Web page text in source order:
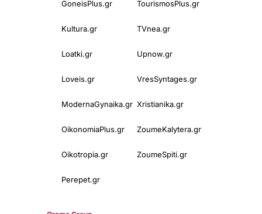
GoneisPlus.gr TourismosPlus.gr
Kultura.gr TVnea.gr
Loatki.gr Upnow.gr
Loveis.gr VresSyntages.gr
ModernaGynaika.gr Xristianika.gr
OikonomiaPlus.gr ZoumeKalytera.gr
Oikotropia.gr ZoumeSpiti.gr
Perepet.gr